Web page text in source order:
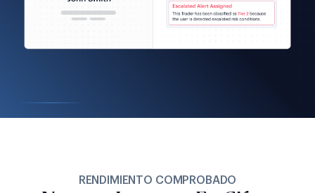
RENDIMIENTO COMPROBADO